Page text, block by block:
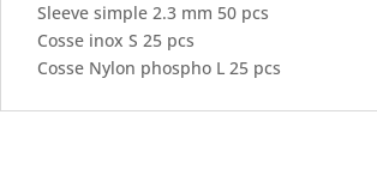
Sleeve simple 2.3 mm 50 pcs
Cosse inox S 25 pcs
Cosse Nylon phospho L 25 pcs